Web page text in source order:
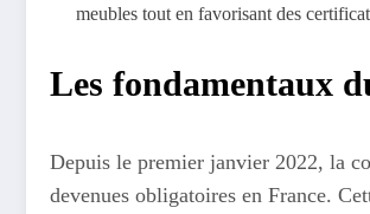
meubles tout en favorisant des
Les fondamentaux
Depuis le premier janvier 2022, la
devenues obligatoires en France.